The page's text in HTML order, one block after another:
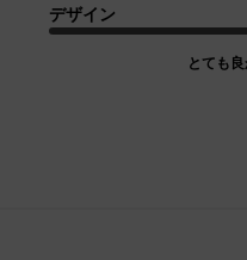
デザイン
とても